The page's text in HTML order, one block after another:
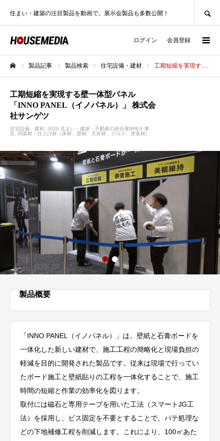
住まい・建築の注目製品を動画で。展示会製品も多数公開！
ログイン 会員登録
製品記事 製品検索 住宅設備・建材 工期短縮を実現する壁一体型パネル 「INNO PANEL（イノパネル）」 株式会社サンゲツ
工期短縮を実現する壁一体型パネル
「INNO PANEL（イノパネル）」 株式会
社サンゲツ
住宅設備・建材 2026 住まい・建築・不動産の総合展BREX 東
京
内装材・仕上げ材（床材、壁材、天井材、クロス、塗装材）
製品概要
「INNO PANEL（イノパネル）」は、壁紙と石膏ボードを
一体化した新しい建材で、施工工程の簡略化と現場負担の
軽減を目的に開発された製品です。従来は現場で行ってい
たボード施工と壁紙貼りの工程を一体化することで、施工
時間の短縮と作業の効率化を図ります。
取付には磁石と専用テープを用いた工法（スマートJG工
法）を採用し、ビス固定を不要とすることで、パテ処理な
どの下地補修工程を削減します。これにより、100㎡あた